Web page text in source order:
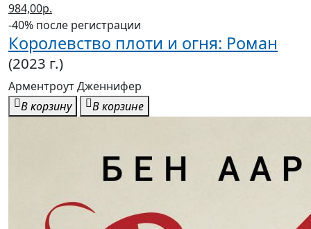
984,00р.
-40% после регистрации
Королевство плоти и огня: Роман
(2023 г.)
Арментроут Дженнифер
В корзину
В корзине